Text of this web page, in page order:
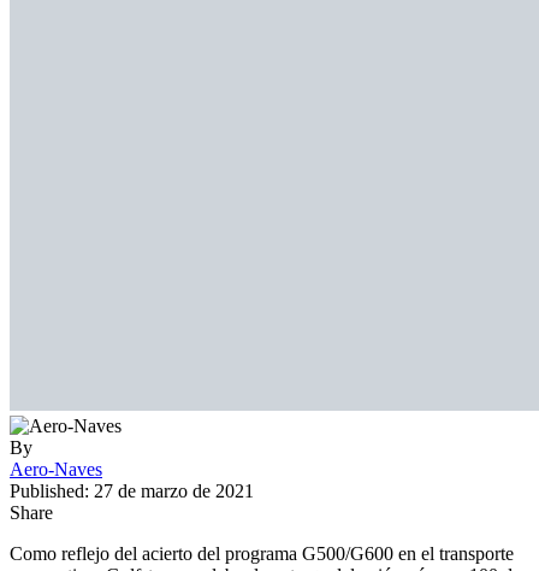
By
Aero-Naves
Published: 27 de marzo de 2021
Share
Como reflejo del acierto del programa G500/G600 en el transporte